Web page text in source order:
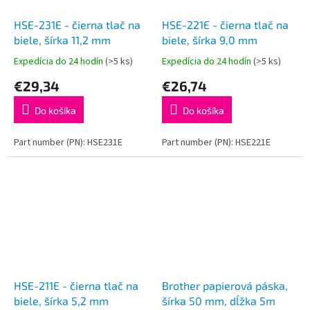
HSE-231E - čierna tlač na
biele, šírka 11,2 mm
Expedícia do 24 hodín (>5 ks)
€29,34
Do košíka
Part number (PN): HSE231E
HSE-221E - čierna tlač na
biele, šírka 9,0 mm
Expedícia do 24 hodín (>5 ks)
€26,74
Do košíka
Part number (PN): HSE221E
HSE-211E - čierna tlač na
biele, šírka 5,2 mm
Brother papierová páska,
šírka 50 mm, dĺžka 5m